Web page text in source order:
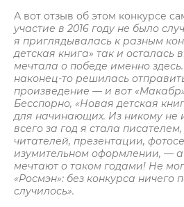
А вот отзыв об этом конкурсе
участие в 2016 году не было
я приглядывалась к разным
детская книга» так и осталась
мечтала о победе именно
наконец-то решилась
произведение — и вот
Бесспорно, «Новая детская
для начинающих. Из никому не
всего за год я стала
читателей, презентации,
изумительном оформлении, —
мечтают о таком годами! Не
«Росмэн»: без конкурса ничего
случилось».